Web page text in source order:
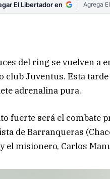
El Libertador en Agrega
del ring se vuelven a
club Juventus. Esta
adrenalina pura.
fuerte será el combate
de Barranqueras
el misionero, Carlos